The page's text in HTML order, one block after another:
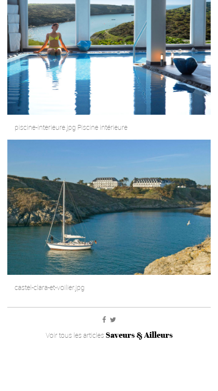
piscine-interieure.jpg Piscine intérieure
castel-clara-et-voilier.jpg
Voir tous les articles Saveurs & Ailleurs